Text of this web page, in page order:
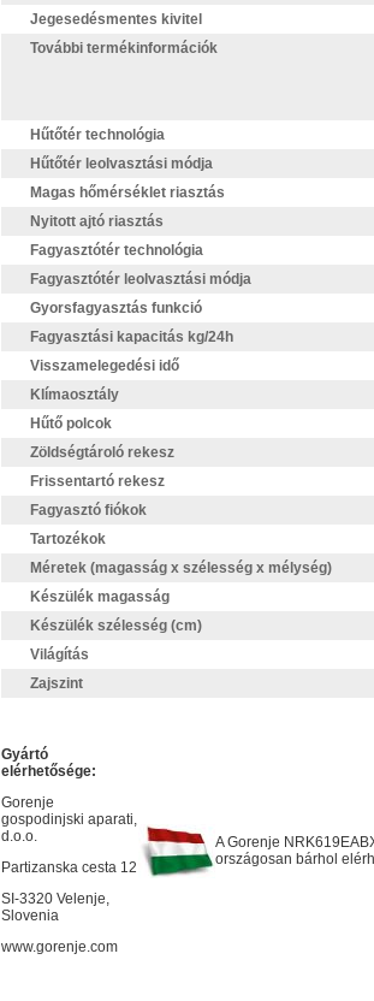
Jegesedésmentes kivitel
További termékinformációk
Hűtőtér technológia
Hűtőtér leolvasztási módja
Magas hőmérséklet riasztás
Nyitott ajtó riasztás
Fagyasztótér technológia
Fagyasztótér leolvasztási módja
Gyorsfagyasztás funkció
Fagyasztási kapacitás kg/24h
Visszamelegedési idő
Klímaosztály
Hűtő polcok
Zöldségtároló rekesz
Frissentartó rekesz
Fagyasztó fiókok
Tartozékok
Méretek (magasság x szélesség x mélység)
Készülék magasság
Készülék szélesség (cm)
Világítás
Zajszint
Gyártó
elérhetősége:
Gorenje
gospodinjski aparati,
d.o.o.
Partizanska cesta 12
SI-3320 Velenje,
Slovenia
www.gorenje.com
A Gorenje
országosan bárhol